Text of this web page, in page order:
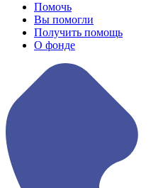
Помочь
Вы помогли
Получить помощь
О фонде